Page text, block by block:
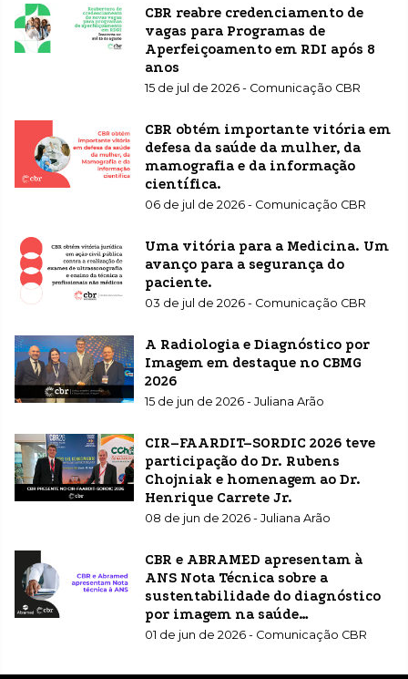
CBR reabre credenciamento de
vagas para Programas de
Aperfeiçoamento em RDI após 8
anos
15 de jul de 2026 - Comunicação CBR
CBR obtém importante vitória em
defesa da saúde da mulher, da
mamografia e da informação
científica.
06 de jul de 2026 - Comunicação CBR
Uma vitória para a Medicina. Um
avanço para a segurança do
paciente.
03 de jul de 2026 - Comunicação CBR
A Radiologia e Diagnóstico por
Imagem em destaque no CBMG
2026
15 de jun de 2026 - Juliana Arão
CIR–FAARDIT–SORDIC 2026 teve
participação do Dr. Rubens
Chojniak e homenagem ao Dr.
Henrique Carrete Jr.
08 de jun de 2026 - Juliana Arão
CBR e ABRAMED apresentam à
ANS Nota Técnica sobre a
sustentabilidade do diagnóstico
por imagem na saúde
suplementar
01 de jun de 2026 - Comunicação CBR